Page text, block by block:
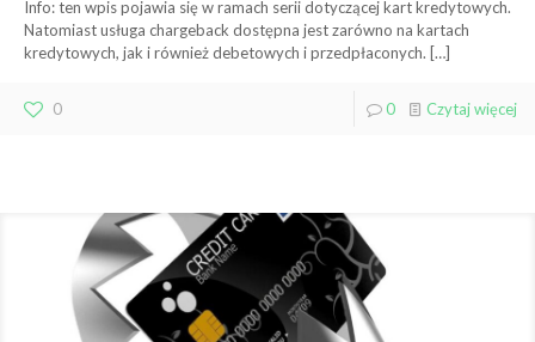
Info: ten wpis pojawia się w ramach serii dotyczącej kart kredytowych.
Natomiast usługa chargeback dostępna jest zarówno na kartach
kredytowych, jak i również debetowych i przedpłaconych. […]
0 0 Czytaj więcej